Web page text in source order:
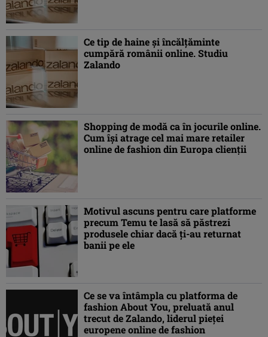
Ce tip de haine și încălțăminte
cumpără românii online. Studiu
Zalando
Shopping de modă ca în jocurile online.
Cum își atrage cel mai mare retailer
online de fashion din Europa clienții
Motivul ascuns pentru care platforme
precum Temu te lasă să păstrezi
produsele chiar dacă ți-au returnat
banii pe ele
Ce se va întâmpla cu platforma de
fashion About You, preluată anul
trecut de Zalando, liderul pieței
europene online de fashion